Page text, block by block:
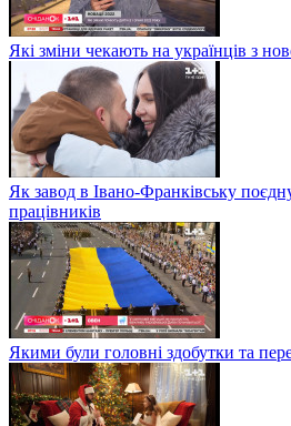
Які зміни чекають на українців з
Як завод в Івано-Франківську
працівників
Якими були головні здобутки та